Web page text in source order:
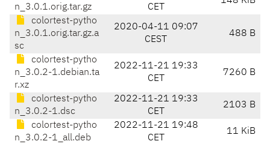
n_3.0.1.orig.tar.gz
CET
colortest-pytho
n_3.0.1.orig.tar.gz.a
sc
2020-04-11 09:07
CEST
488 B
colortest-pytho
n_3.0.2-1.debian.ta
r.xz
2022-11-21 19:33
CET
7260 B
colortest-pytho
n_3.0.2-1.dsc
2022-11-21 19:33
CET
2103 B
colortest-pytho
n_3.0.2-1_all.deb
2022-11-21 19:48
CET
11 KiB